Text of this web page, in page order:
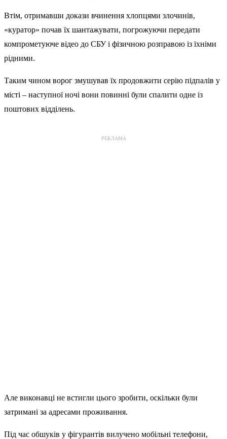
Втім, отримавши докази вчинення хлопцями злочинів,
«куратор» почав їх шантажувати, погрожуючи передати
компрометуюче відео до СБУ і фізичною розправою із їхніми
рідними.
Таким чином ворог змушував їх продовжити серію підпалів у
місті – наступної ночі вони повинні були спалити одне із
поштових відділень.
РЕКЛАМА
Але виконавці не встигли цього зробити, оскільки були
затримані за адресами проживання.
Під час обшуків у фігурантів вилучено мобільні телефони,